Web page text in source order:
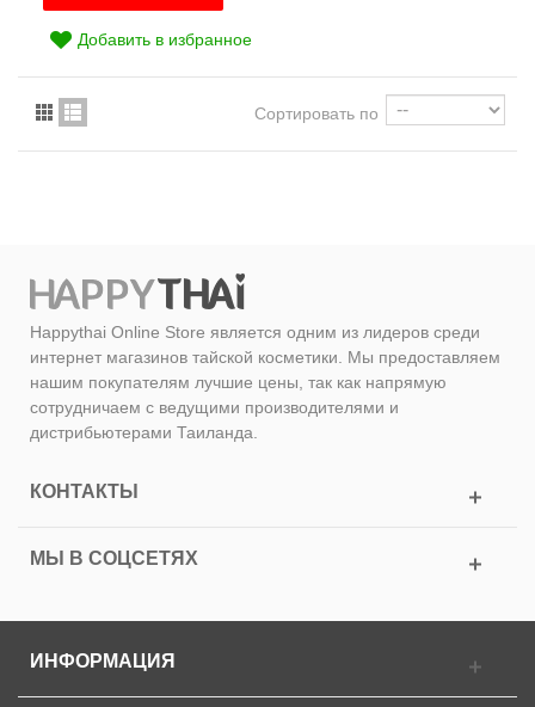
Добавить в избранное
Сортировать по
Happythai Online Store является одним из лидеров среди
интернет магазинов тайской косметики. Мы предоставляем
нашим покупателям лучшие цены, так как напрямую
сотрудничаем с ведущими производителями и
дистрибьютерами Таиланда.
КОНТАКТЫ
МЫ В СОЦСЕТЯХ
ИНФОРМАЦИЯ